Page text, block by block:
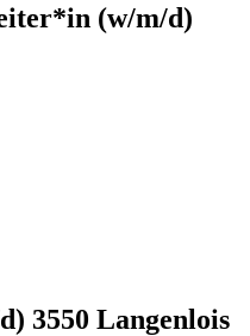
(w/m/d)
3550 Langenlois